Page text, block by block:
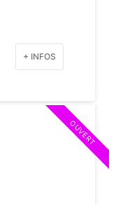
+ INFOS
OUVERT